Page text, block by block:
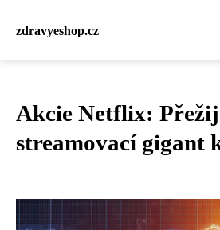
zdravyeshop.cz
Akcie Netflix:
streamovací gigant